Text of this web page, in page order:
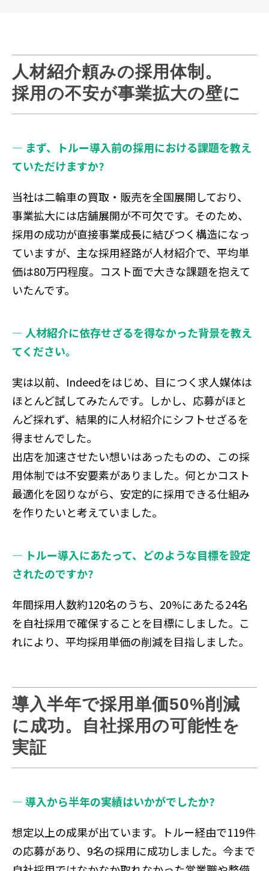
人材紹介頼みの採用体制。
採用の不安が事業拡大の壁に
― まず、トルー導入前の採用における課題を教え
ていただけますか?
当社は二輪車の買取・販売を全国展開しており、
事業拡大には店舗展開が不可欠です。そのため、
採用の成功が直接事業成長に結びつく構造になっ
ていますが、主な採用経路が人材紹介で、平均単
価は80万円程度。コスト面で大きな課題を抱えて
いたんです。
― 人材紹介に依存せざるを得なかった背景を教え
てください。
実は以前、Indeedをはじめ、目につく求人媒体は
ほとんど試してみたんです。しかし、応募がほと
んど採れず、結果的に人材紹介にシフトせざるを
得ませんでした。
出店を加速させたい想いはあったものの、この採
用体制では不安要素がありました。何とかコスト
最適化を図りながら、安定的に採用できる仕組み
を作りたいと考えていました。
― トルー導入にあたって、どのような目標を設定
されたのですか?
年間採用人数約120名のうち、20%にあたる24名
を自社採用で確保することを目標にしました。こ
れにより、平均採用単価の削減を目指しました。
導入半年で採用単価50%削減
に成功。自社採用の可能性を
実証
― 導入から半年の実績はいかがでしたか?
想定以上の成果が出ています。トルー経由で119件
の応募があり、9名の採用に成功しました。今まで